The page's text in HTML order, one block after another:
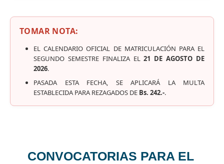
TOMAR NOTA:
EL CALENDARIO OFICIAL DE MATRICULACIÓN PARA EL
SEGUNDO SEMESTRE FINALIZA EL21 DE AGOSTO DE
2026.
PASADA ESTA FECHA, SE APLICARÁ LA MULTA
ESTABLECIDA PARA REZAGADOS DE Bs. 242.-.
CONVOCATORIAS PARA EL